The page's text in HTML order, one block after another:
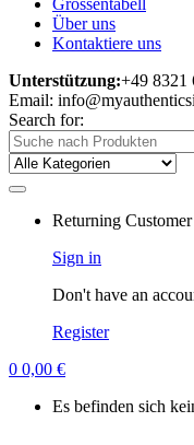
Grössentabell
Über uns
Kontaktiere uns
Unterstützung:+49 8321
Email:
Search for:
Returning Customer
Sign in
Don't have an
Register
0 0,00 €
Es befinden sich